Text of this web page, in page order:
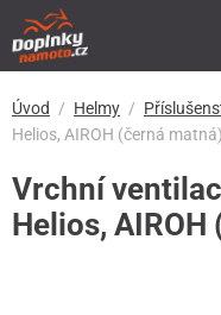
Úvod Helmy
Helios, AIROH (černá matná)
Vrchní
Helios,